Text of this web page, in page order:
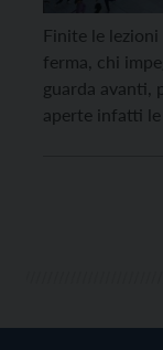
Finite le lezioni
ferma, chi
guarda avanti,
aperte infatti